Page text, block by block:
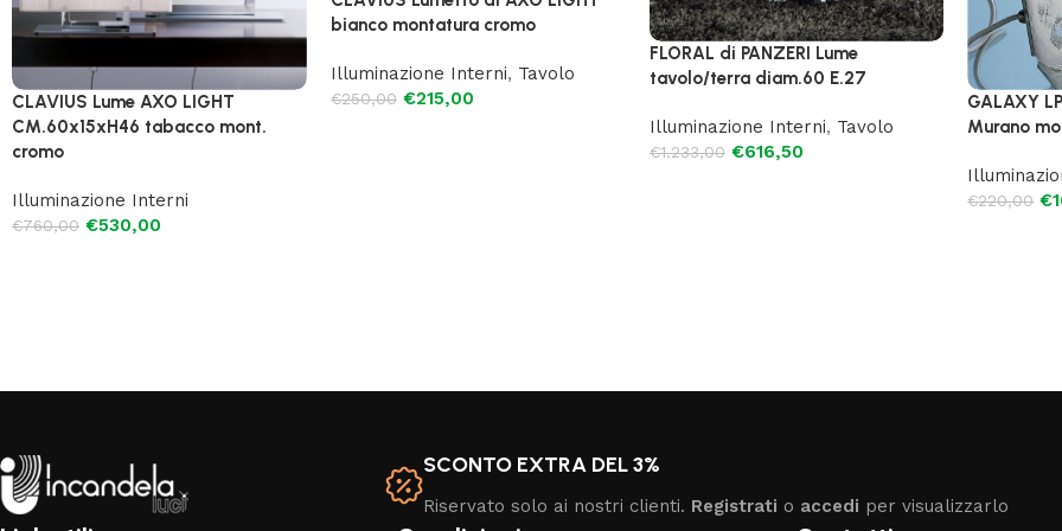
CLAVIUS Lume AXO LIGHT
CM.60x15xH46 tabacco mont.
cromo
Illuminazione Interni
€760,00 €530,00
bianco montatura cromo
Illuminazione Interni, Tavolo
€250,00 €215,00
FLORAL di PANZERI Lume
tavolo/terra diam.60 E.27
Illuminazione Interni, Tavolo
€1.233,00 €616,50
GALAXY
Murano
€220,00 €
SCONTO EXTRA DEL 3%
Riservato solo ai nostri clienti. Registrati o accedi per visualizzarlo